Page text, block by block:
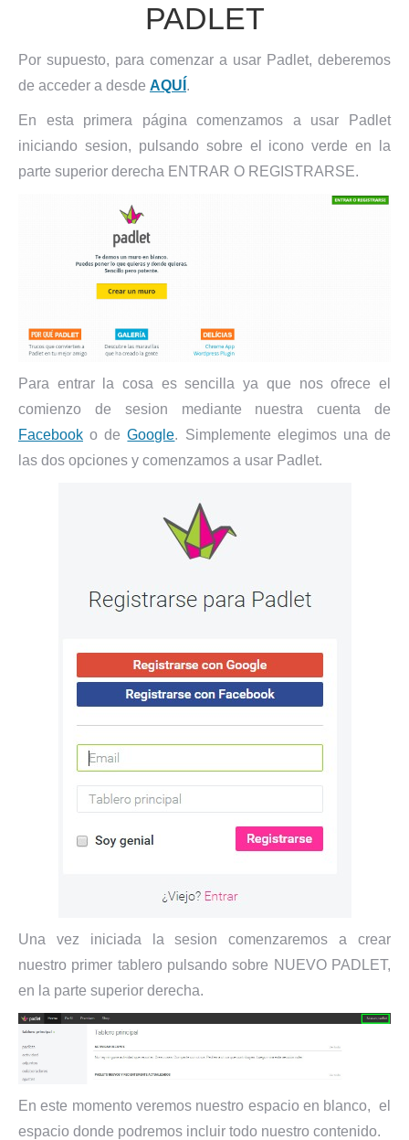
PADLET
Por supuesto, para comenzar a usar Padlet, deberemos
de acceder a desde AQUÍ .
En esta primera página comenzamos a usar Padlet
iniciando sesion, pulsando sobre el icono verde en la
parte superior derecha ENTRAR O REGISTRARSE.
Para entrar la cosa es sencilla ya que nos ofrece el
comienzo de sesion mediante nuestra cuenta de
Facebook o deGoogle. Simplemente elegimos una de
las dos opciones y comenzamos a usar Padlet.
Una vez iniciada la sesion comenzaremos a crear
nuestro primer tablero pulsando sobre NUEVO PADLET,
en la parte superior derecha.
En este momento veremos nuestro espacio en blanco, el
espacio donde podremos incluir todo nuestro contenido.